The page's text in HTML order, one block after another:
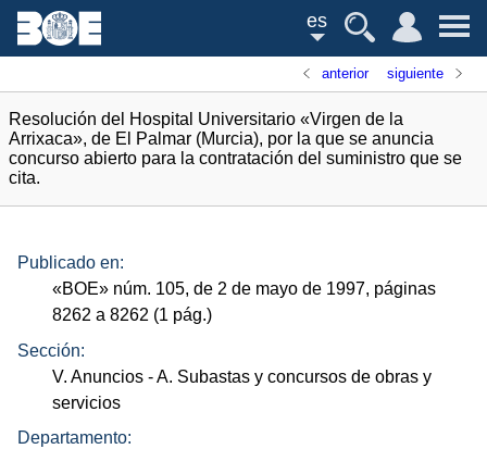
es
anterior siguiente
Resolución del Hospital Universitario «Virgen de la
Arrixaca», de El Palmar (Murcia), por la que se anuncia
concurso abierto para la contratación del suministro que se
cita.
Publicado en:
«BOE» núm. 105, de 2 de mayo de 1997, páginas
8262 a 8262 (1 pág.)
Sección:
V. Anuncios - A. Subastas y concursos de obras y
servicios
Departamento: